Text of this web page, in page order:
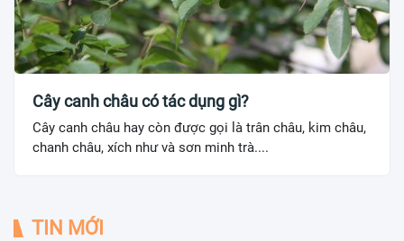
Cây canh châu có tác dụng gì?
Cây canh châu hay còn được gọi là trân châu, kim châu,
chanh châu, xích như và sơn minh trà....
TIN MỚI